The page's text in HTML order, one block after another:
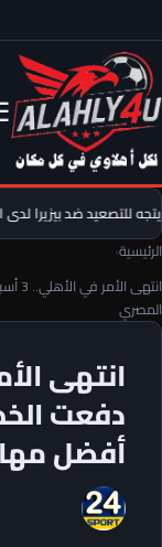
للتصعيد ضد بيزيرا لدى
الرئيسية›
المصري
دفعت
أفضل